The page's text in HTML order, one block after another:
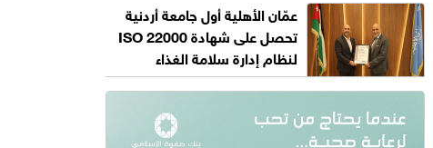
عمّان الأهلية أول جامعة أردنية
تحصل على شهادة ISO 22000
لنظام إدارة سلامة الغذاء